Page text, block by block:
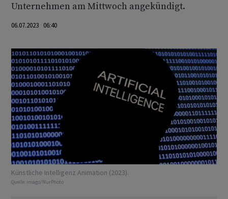
Unternehmen am Mittwoch angekündigt.
06.07.2023 06:40
Künstliche Intelligenz Animation (2023).
Quelle: imago/NurPhoto